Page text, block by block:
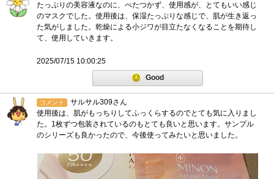
たっぷりの美容液なのに、べたつかず、使用感が、とてもいい感じ
のマスクでした。使用後は、保湿たっぷりな感じで、肌が生き返っ
た気がしました。乾燥による小ジワが目立たなくなることを期待し
て、使用していきます。
2025/07/15 10:00:25
Good
コメント
サルサル309さん
使用後は、肌がもっちりしてふっくらするのでとても気に入りまし
た。1枚ずつ包装されているのもとても良いと思います。サンプル
のシリーズも良かったので、今後使ってみたいと思いました。